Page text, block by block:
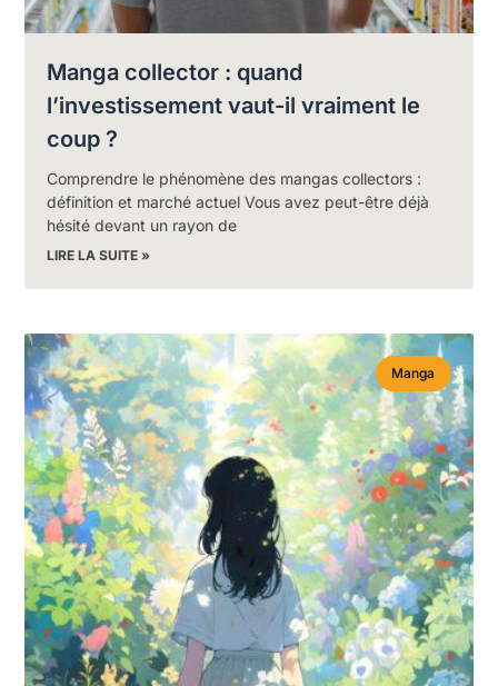
Manga collector : quand
l’investissement vaut-il vraiment le
coup ?
Comprendre le phénomène des mangas collectors :
définition et marché actuel Vous avez peut-être déjà
hésité devant un rayon de
LIRE LA SUITE »
Manga